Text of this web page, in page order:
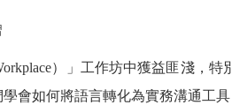
）」工作坊中獲益匪淺，特
會如何將語言轉化為實務溝通工